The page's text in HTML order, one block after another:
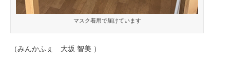
マスク着用で届けています
（みんかふぇ 大坂 智美 ）